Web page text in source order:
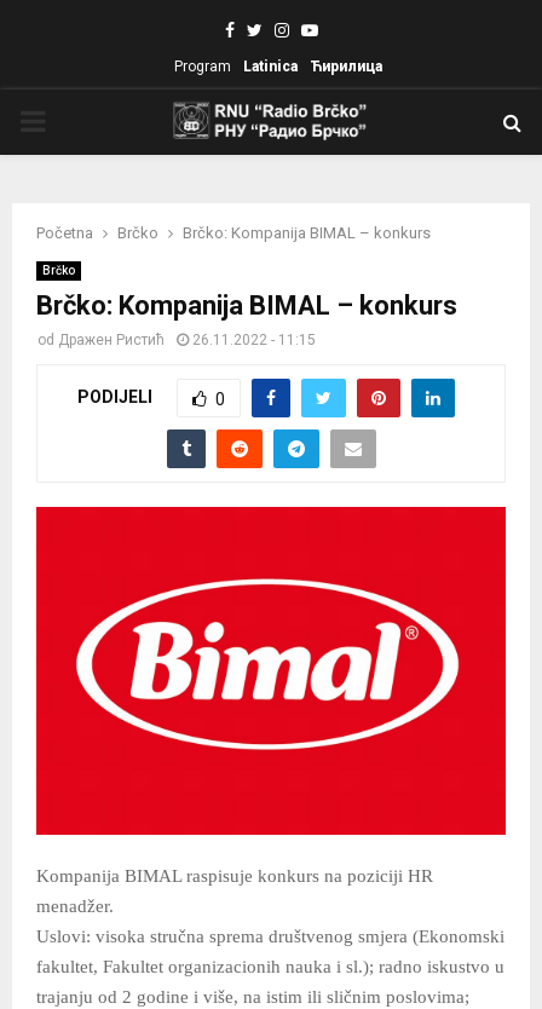
Facebook
TwitterInstagram
Youtube
Program Latinica Ћирилица
Početna Brčko Brčko: Kompanija BIMAL – konkurs
Brčko
Brčko: Kompanija BIMAL – konkurs
od Дражен Ристић 26.11.2022 - 11:15
PODIJELI 0
Kompanija BIMAL raspisuje konkurs na poziciji HR
menadžer.
Uslovi: visoka stručna sprema društvenog smjera (Ekonomski
fakultet, Fakultet organizacionih nauka i sl.); radno iskustvo u
trajanju od 2 godine i više, na istim ili sličnim poslovima;